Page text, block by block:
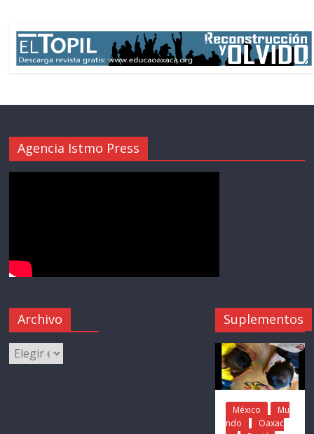
Agencia Istmo Press
Archivo Suplementos
México
Mu
ndo
Oaxac